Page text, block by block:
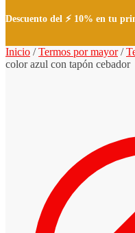
Descuento del ⚡ 10% en tu
Inicio /Termos por mayor/
color azul con tapón cebador